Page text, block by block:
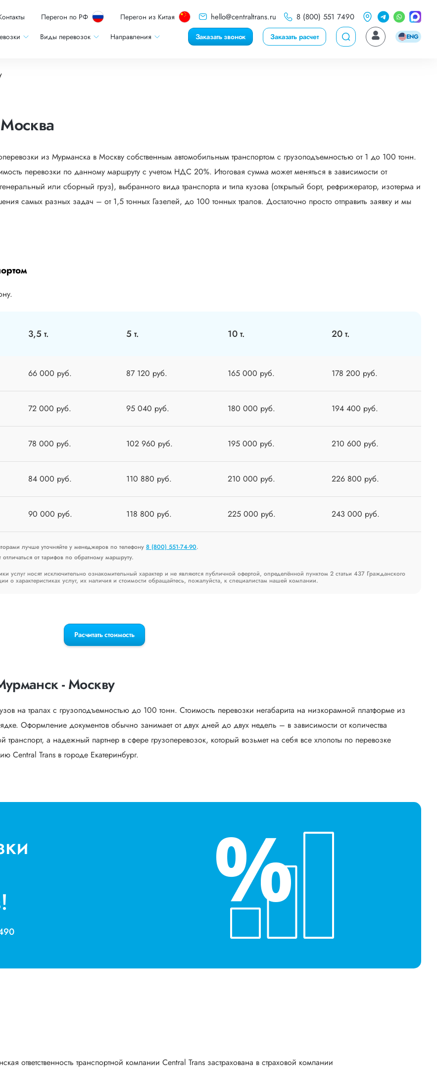
Перегон по РФ Перегон из Китая hello@centraltrans.ru 8 (800) 551 7490
Виды перевозок Направления Заказать звонок Заказать расчет ENG
из Мурманска в Москву собственным автомобильным транспортом с грузоподъемностью от 1 до 100 тонн.
перевозки по данному маршруту с учетом НДС 20%. Итоговая сумма может меняться в зависимости от
или сборный груз), выбранного вида транспорта и типа кузова (открытый борт, рефрижератор, изотерма и
самых разных задач – от 1,5 тонных Газелей, до 100 тонных тралов. Достаточно просто отправить заявку и мы
3,5 т. 5 т. 10 т. 20 т.
66 000 руб. 87 120 руб. 165 000 руб. 178 200 руб.
72 000 руб. 95 040 руб. 180 000 руб. 194 400 руб.
78 000 руб. 102 960 руб. 195 000 руб. 210 600 руб.
84 000 руб. 110 880 руб. 210 000 руб. 226 800 руб.
90 000 руб. 118 800 руб. 225 000 руб. 243 000 руб.
лучше уточняйте у менеджеров по телефону 8 (800) 551-74-90.
от тарифов по обратному маршруту.
услуг носят исключительно ознакомительный характер и не являются публичной офертой, определённой пунктом 2 статьи 437 Гражданского
характеристиках услуг, их наличия и стоимости обращайтесь, пожалуйста, к специалистам нашей компании.
Расчитать стоимость
- Москву
на тралах с грузоподъемностью до 100 тонн. Стоимость перевозки негабарита на низкорамной платформе из
Оформление документов обычно занимает от двух дней до двух недель – в зависимости от количества
а надежный партнер в сфере грузоперевозок, который возьмет на себя все хлопоты по перевозке
Central Trans в городе Екатеринбург.
ответственность транспортной компании Central Trans застрахована в страховой компании